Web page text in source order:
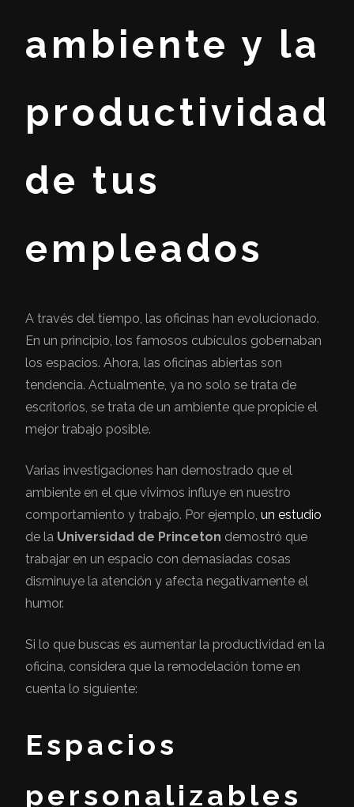
ambiente y la
productividad
de tus
empleados
A través del tiempo, las oficinas han evolucionado.
En un principio, los famosos cubículos gobernaban
los espacios. Ahora, las oficinas abiertas son
tendencia. Actualmente, ya no solo se trata de
escritorios, se trata de un ambiente que propicie el
mejor trabajo posible.
Varias investigaciones han demostrado que el
ambiente en el que vivimos influye en nuestro
comportamiento y trabajo. Por ejemplo, un estudio
de la Universidad de Princeton demostró que
trabajar en un espacio con demasiadas cosas
disminuye la atención y afecta negativamente el
humor.
Si lo que buscas es aumentar la productividad en la
oficina, considera que la remodelación tome en
cuenta lo siguiente:
Espacios
personalizables